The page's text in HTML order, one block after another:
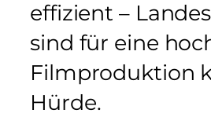
effizient –
sind für eine
Filmproduktion
Hürde.